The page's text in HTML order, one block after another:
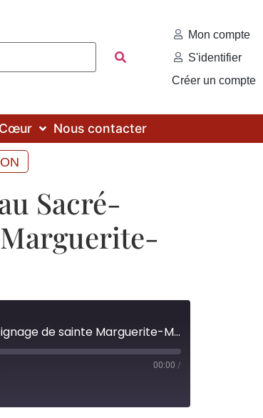
Mon compte
S'identifier
Créer un compte
Nous contacter
Sacré-
L’importance de l’Heure Sainte dans la dévotion au Sacré-Cœur à Paray-le-Monial – témoignage de sainte Marguerite-Marie
00:00 /